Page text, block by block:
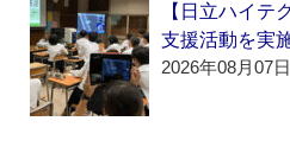
【日立ハイテ
支援活動を実
2026年08月07